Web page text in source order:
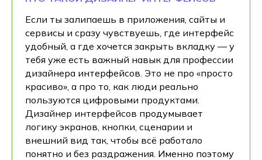
Если ты залипаешь в приложения, сайты и
сервисы и сразу чувствуешь, где интерфейс
удобный, а где хочется закрыть вкладку — у
тебя уже есть важный навык для профессии
дизайнера интерфейсов. Это не про «просто
красиво», а про то, как люди реально
пользуются цифровыми продуктами.
Дизайнер интерфейсов продумывает
логику экранов, кнопки, сценарии и
внешний вид так, чтобы всё работало
понятно и без раздражения. Именно поэтому